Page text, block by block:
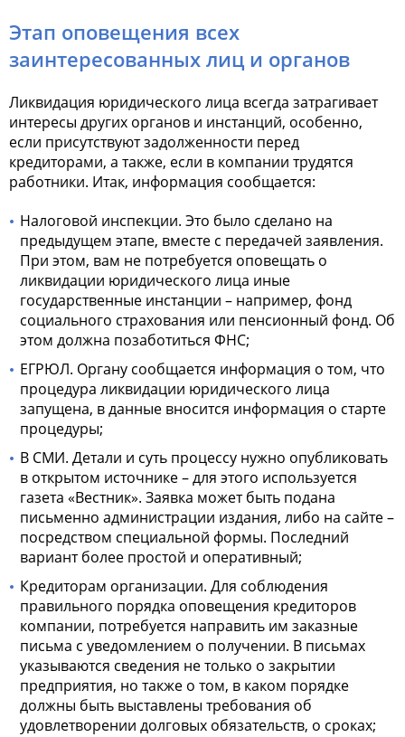
Этап оповещения всех
заинтересованных лиц и органов
Ликвидация юридического лица всегда затрагивает
интересы других органов и инстанций, особенно,
если присутствуют задолженности перед
кредиторами, а также, если в компании трудятся
работники. Итак, информация сообщается:
Налоговой инспекции. Это было сделано на
предыдущем этапе, вместе с передачей заявления.
При этом, вам не потребуется оповещать о
ликвидации юридического лица иные
государственные инстанции – например, фонд
социального страхования или пенсионный фонд. Об
этом должна позаботиться ФНС;
ЕГРЮЛ. Органу сообщается информация о том, что
процедура ликвидации юридического лица
запущена, в данные вносится информация о старте
процедуры;
В СМИ. Детали и суть процессу нужно опубликовать
в открытом источнике – для этого используется
газета «Вестник». Заявка может быть подана
письменно администрации издания, либо на сайте –
посредством специальной формы. Последний
вариант более простой и оперативный;
Кредиторам организации. Для соблюдения
правильного порядка оповещения кредиторов
компании, потребуется направить им заказные
письма с уведомлением о получении. В письмах
указываются сведения не только о закрытии
предприятия, но также о том, в каком порядке
должны быть выставлены требования об
удовлетворении долговых обязательств, о сроках;